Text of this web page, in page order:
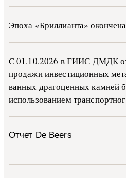
Эпоха «Бриллианта» окончена
С 01.10.2026 в ГИИС ДМДК
про­да­жи ин­ве­сти­ци­он­ных
ван­ных дра­го­цен­ных ка­м­ней
ис­поль­зо­ва­ни­ем
Отчет De Beers